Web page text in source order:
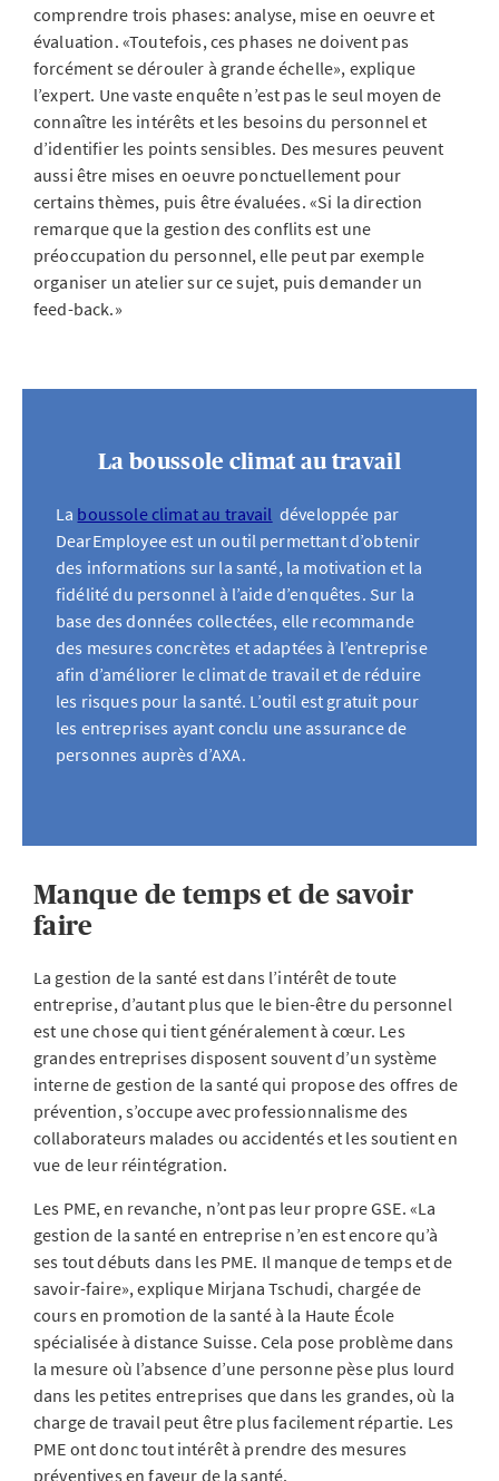
comprendre trois phases: analyse, mise en oeuvre et
évaluation. «Toutefois, ces phases ne doivent pas
forcément se dérouler à grande échelle», explique
l’expert. Une vaste enquête n’est pas le seul moyen de
connaître les intérêts et les besoins du personnel et
d’identifier les points sensibles. Des mesures peuvent
aussi être mises en oeuvre ponctuellement pour
certains thèmes, puis être évaluées. «Si la direction
remarque que la gestion des conflits est une
préoccupation du personnel, elle peut par exemple
organiser un atelier sur ce sujet, puis demander un
feed-back.»
La boussole climat au travail
La boussole climat au travail développée par
DearEmployee est un outil permettant d’obtenir
des informations sur la santé, la motivation et la
fidélité du personnel à l’aide d’enquêtes. Sur la
base des données collectées, elle recommande
des mesures concrètes et adaptées à l’entreprise
afin d’améliorer le climat de travail et de réduire
les risques pour la santé. L’outil est gratuit pour
les entreprises ayant conclu une assurance de
personnes auprès d’AXA.
Manque de temps et de savoir
faire
La gestion de la santé est dans l’intérêt de toute
entreprise, d’autant plus que le bien-être du personnel
est une chose qui tient généralement à cœur. Les
grandes entreprises disposent souvent d’un système
interne de gestion de la santé qui propose des offres de
prévention, s’occupe avec professionnalisme des
collaborateurs malades ou accidentés et les soutient en
vue de leur réintégration.
Les PME, en revanche, n’ont pas leur propre GSE. «La
gestion de la santé en entreprise n’en est encore qu’à
ses tout débuts dans les PME. Il manque de temps et de
savoir-faire», explique Mirjana Tschudi, chargée de
cours en promotion de la santé à la Haute École
spécialisée à distance Suisse. Cela pose problème dans
la mesure où l’absence d’une personne pèse plus lourd
dans les petites entreprises que dans les grandes, où la
charge de travail peut être plus facilement répartie. Les
PME ont donc tout intérêt à prendre des mesures
préventives en faveur de la santé.